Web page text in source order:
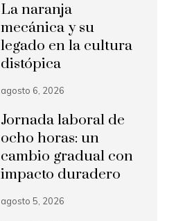
La naranja
mecánica y su
legado en la cultura
distópica
agosto 6, 2026
Jornada laboral de
ocho horas: un
cambio gradual con
impacto duradero
agosto 5, 2026